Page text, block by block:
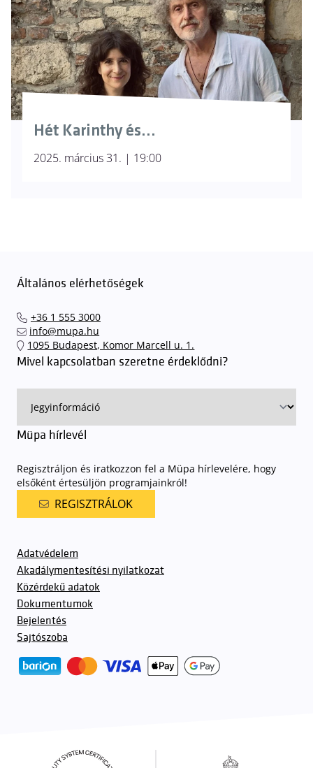
Hét Karinthy és…
2025. március 31. | 19:00
Általános elérhetőségek
+36 1 555 3000
info@mupa.hu
1095 Budapest, Komor Marcell u. 1.
Mivel kapcsolatban szeretne érdeklődni?
Müpa hírlevél
Regisztráljon és iratkozzon fel a Müpa hírlevelére, hogy
elsőként értesüljön programjainkról!
REGISZTRÁLOK
Adatvédelem
Akadálymentesítési nyilatkozat
Közérdekű adatok
Dokumentumok
Bejelentés
Sajtószoba